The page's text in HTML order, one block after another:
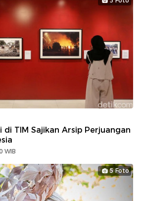
TIM Sajikan Arsip Perjuangan
WIB
5 Foto